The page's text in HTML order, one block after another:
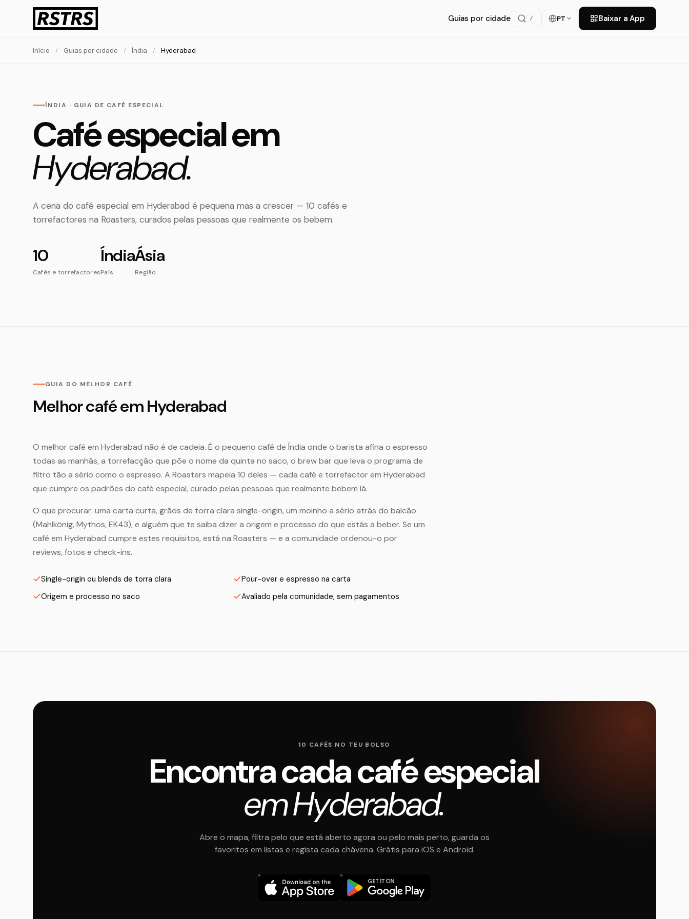
Guias por cidade / PT Baixar a App
Início / Guias por cidade / Índia / Hyderabad
ÍNDIA · GUIA DE CAFÉ ESPECIAL
Café especial em
Hyderabad.
A cena do café especial em Hyderabad é pequena mas a crescer — 10 cafés e
torrefactores na Roasters, curados pelas pessoas que realmente os bebem.
10
Cafés e torrefactores
Índia
País
Ásia
Região
GUIA DO MELHOR CAFÉ
Melhor café em Hyderabad
O melhor café em Hyderabad não é de cadeia. É o pequeno café de Índia onde o barista afina o espresso
todas as manhãs, a torrefacção que põe o nome da quinta no saco, o brew bar que leva o programa de
filtro tão a sério como o espresso. A Roasters mapeia 10 deles — cada café e torrefactor em Hyderabad
que cumpre os padrões do café especial, curado pelas pessoas que realmente bebem lá.
O que procurar: uma carta curta, grãos de torra clara single-origin, um moinho a sério atrás do balcão
(Mahlkönig, Mythos, EK43), e alguém que te saiba dizer a origem e processo do que estás a beber. Se um
café em Hyderabad cumpre estes requisitos, está na Roasters — e a comunidade ordenou-o por
reviews, fotos e check-ins.
Single-origin ou blends de torra clara
Pour-over e espresso na carta
Origem e processo no saco
Avaliado pela comunidade, sem pagamentos
10 CAFÉS NO TEU BOLSO
Encontra cada café especial
em Hyderabad.
Abre o mapa, filtra pelo que está aberto agora ou pelo mais perto, guarda os
favoritos em listas e regista cada chávena. Grátis para iOS e Android.